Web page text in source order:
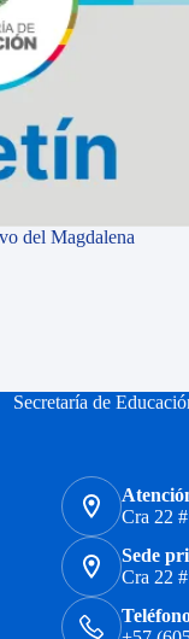
del Magdalena
Secretaría de
Cra 22
Sede
Cra 22